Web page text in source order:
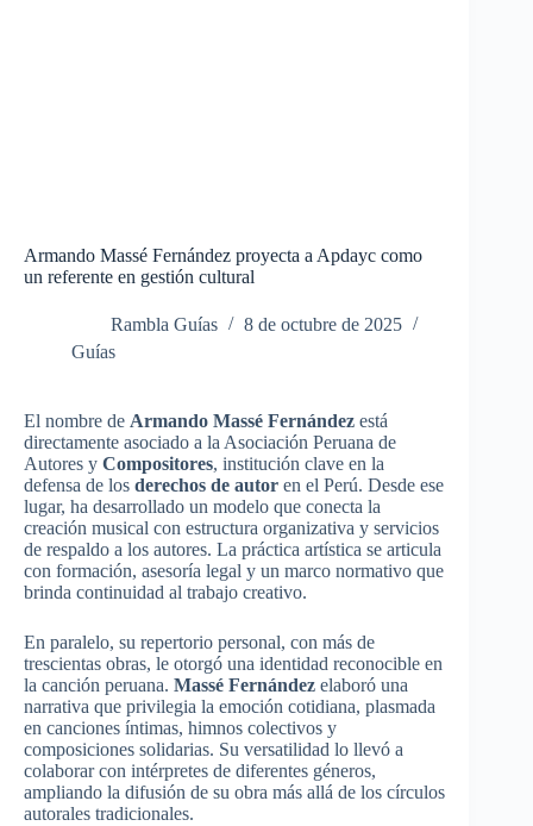
Armando Massé Fernández proyecta a Apdayc como
un referente en gestión cultural
Rambla Guías
8 de octubre de 2025
Guías
El nombre de Armando Massé Fernández está
directamente asociado a la Asociación Peruana de
Autores y Compositores, institución clave en la
defensa de los derechos de autor en el Perú. Desde ese
lugar, ha desarrollado un modelo que conecta la
creación musical con estructura organizativa y servicios
de respaldo a los autores. La práctica artística se articula
con formación, asesoría legal y un marco normativo que
brinda continuidad al trabajo creativo.
En paralelo, su repertorio personal, con más de
trescientas obras, le otorgó una identidad reconocible en
la canción peruana. Massé Fernández elaboró una
narrativa que privilegia la emoción cotidiana, plasmada
en canciones íntimas, himnos colectivos y
composiciones solidarias. Su versatilidad lo llevó a
colaborar con intérpretes de diferentes géneros,
ampliando la difusión de su obra más allá de los círculos
autorales tradicionales.